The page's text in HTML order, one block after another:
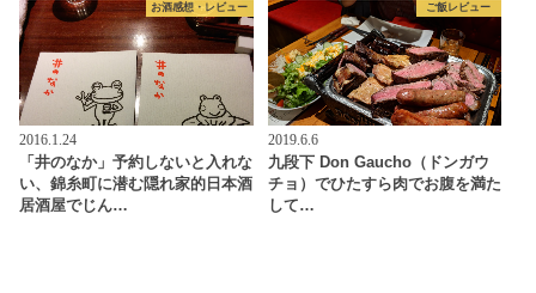
お酒感想・レビュー
2016.1.24
「井のなか」予約しないと入れな
い、錦糸町に潜む隠れ家的日本酒
居酒屋でじん…
ご飯レビュー
2019.6.6
九段下 Don Gaucho（ドンガウ
チョ）でひたすら肉でお腹を満た
して…